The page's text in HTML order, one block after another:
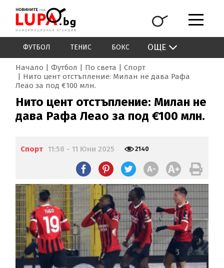
ФУТБОЛ ТЕНИС БОКС ОЩЕ
Начало Футбол По света
Спорт
Нито цент отстъпление: Милан не дава Рафа
Леао за под €100 млн.
Нито цент отстъпление: Милан не
дава Рафа Леао за под €100 млн.
Спорт 11:58 - 11 Юни 2025 2140